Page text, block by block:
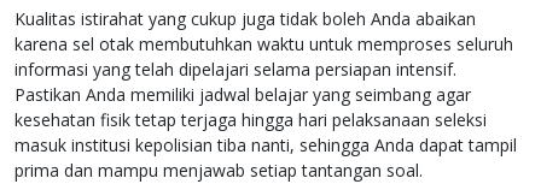
Kualitas istirahat yang cukup juga tidak boleh Anda abaikan
karena sel otak membutuhkan waktu untuk memproses seluruh
informasi yang telah dipelajari selama persiapan intensif.
Pastikan Anda memiliki jadwal belajar yang seimbang agar
kesehatan fisik tetap terjaga hingga hari pelaksanaan seleksi
masuk institusi kepolisian tiba nanti, sehingga Anda dapat tampil
prima dan mampu menjawab setiap tantangan soal.